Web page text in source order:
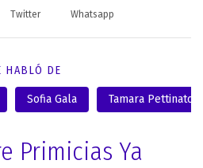
Twitter Whatsapp
HABLÓ DE
Sofia Gala Tamara Pettinato
Primicias Ya